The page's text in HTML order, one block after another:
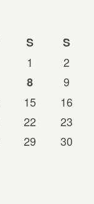
S
S
1
2
8
9
15
16
22
23
29
30